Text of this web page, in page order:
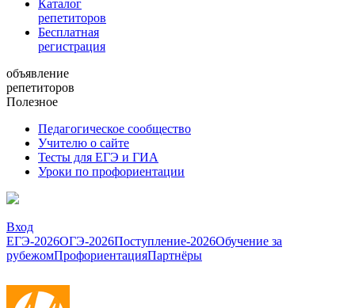
Каталог
репетиторов
Бесплатная
регистрация
объявление
репетиторов
Полезное
Педагогическое сообщество
Учителю о сайте
Тесты для ЕГЭ и ГИА
Уроки по профориентации
Вход
ЕГЭ-2026ОГЭ-2026Поступление-2026Обучение за
рубежомПрофориентацияПартнёры